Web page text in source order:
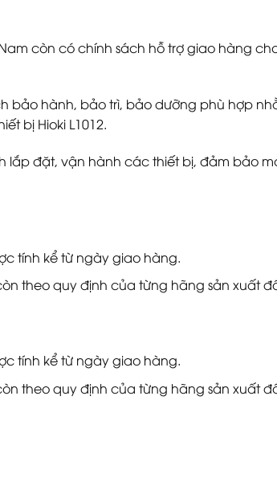
còn có chính sách hỗ trợ giao hàng
bảo hành, bảo trì, bảo dưỡng phù hợp
bị Hioki L1012.
lắp đặt, vận hành các thiết bị, đảm bảo
tính kể từ ngày giao hàng.
theo quy định của từng hãng sản xuất
tính kể từ ngày giao hàng.
theo quy định của từng hãng sản xuất